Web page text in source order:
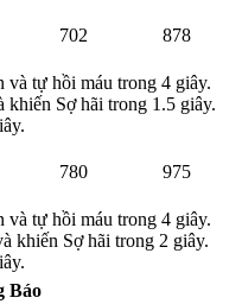
702 878
và tự hồi máu trong 4 giây.
khiến Sợ hãi trong 1.5 giây.
780 975
và tự hồi máu trong 4 giây.
khiến Sợ hãi trong 2 giây.
Báo